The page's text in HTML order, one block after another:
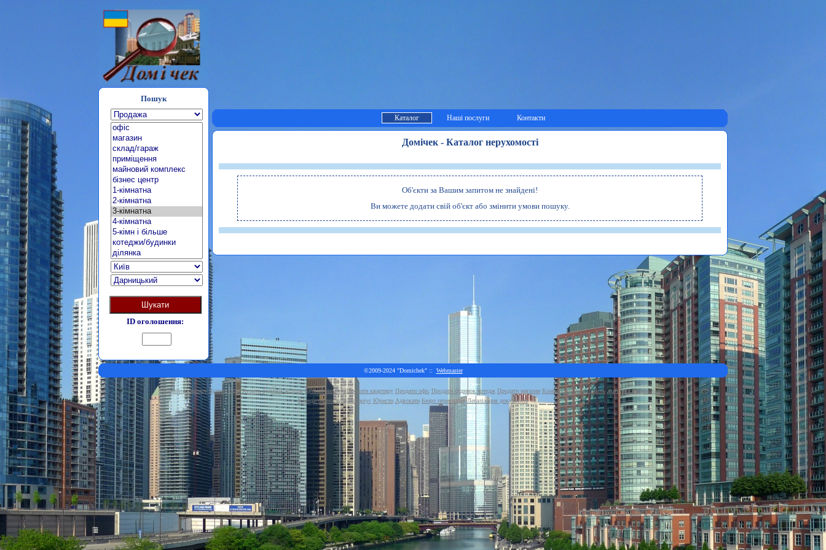
Пошук
Шукати
ID оголошення:
Каталог Наші послуги Контакти
Домічек - Каталог нерухомості
Об'єкти за Вашим запитом не знайдені!
Ви можете додати свій об'єкт або змінити умови пошуку.
©2009-2024 "Domichek" :: Webmaster
Купити квартиру Купити офіс Купити будинок/котедж Купити магазин Продати квартиру Продати офіс Продати будинок/котедж Продати магазин Комерційна нерухомість Житлова нерухомість
Юридичні послуги Нотаріус Юристи Адвокати Бюро перекладів Легалізация документів